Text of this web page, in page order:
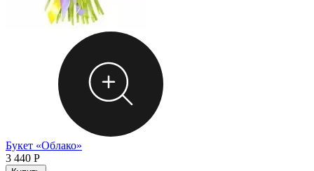
Букет «Облако»
3 440 Р